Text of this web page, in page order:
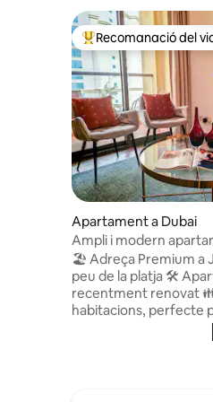
Principals
Recomanació del
Apartament a Dubai
Ampli i modern
dormitoris, a 3 minuts
el port esportiu
🏖️ Adreça Premium a
peu de la platja 🛠️
recentment renovat
habitacions, perfecte
(fins a 14) 🌃 A prop
restaurants, bars i